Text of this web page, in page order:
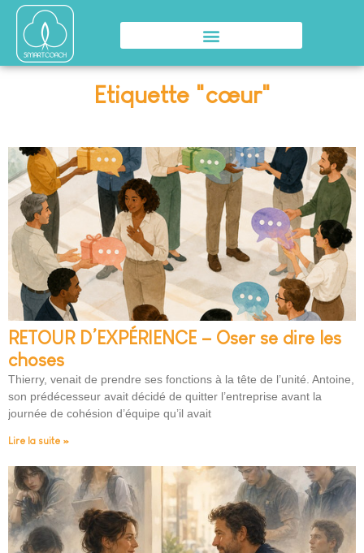
Etiquette "cœur"
RETOUR D’EXPÉRIENCE – Oser se dire les
choses
Thierry, venait de prendre ses fonctions à la tête de l’unité. Antoine,
son prédécesseur avait décidé de quitter l’entreprise avant la
journée de cohésion d’équipe qu’il avait
Lire la suite »